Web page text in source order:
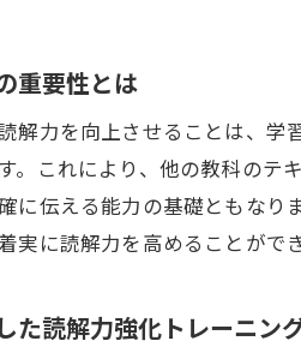
重要性とは
解力を向上させることは、学
。これにより、他の教科のテ
に伝える能力の基礎ともなり
実に読解力を高めることができ
た読解力強化トレーニン